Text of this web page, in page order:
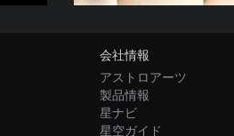
会社情報
アストロアーツ
製品情報
星ナビ
星空ガイド